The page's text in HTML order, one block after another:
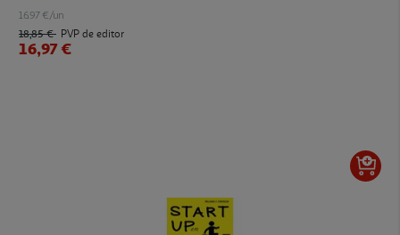
16.97 €/un
18,85 € PVP de editor
16,97 €